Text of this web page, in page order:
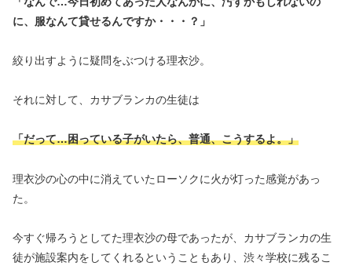
に、服なんて貸せるんですか・・・？」
絞り出すように疑問をぶつける理衣沙。
それに対して、カサブランカの生徒は
「だって…困っている子がいたら、普通、こうするよ。」
理衣沙の心の中に消えていたローソクに火が灯った感覚があっ
た。
今すぐ帰ろうとしてた理衣沙の母であったが、カサブランカの生
徒が施設案内をしてくれるということもあり、渋々学校に残るこ